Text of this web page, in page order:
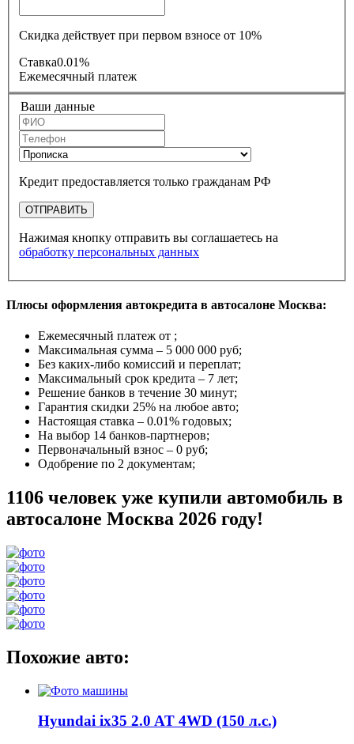
Скидка действует при первом взносе от 10%
Ставка0.01%
Ежемесячный платеж
Ваши данные
Кредит предоставляется только гражданам РФ
ОТПРАВИТЬ
Нажимая кнопку отправить вы соглашаетесь на
обработку персональных данных
Плюсы оформления автокредита в автосалоне Москва:
Ежемесячный платеж от ;
Максимальная сумма – 5 000 000 руб;
Без каких-либо комиссий и переплат;
Максимальный срок кредита – 7 лет;
Решение банков в течение 30 минут;
Гарантия скидки 25% на любое авто;
Настоящая ставка – 0.01% годовых;
На выбор 14 банков-партнеров;
Первоначальный взнос – 0 руб;
Одобрение по 2 документам;
1106 человек уже купили автомобиль в
автосалоне Москва 2026 году!
Похожие авто:
Hyundai ix35 2.0 AT 4WD (150 л.с.)